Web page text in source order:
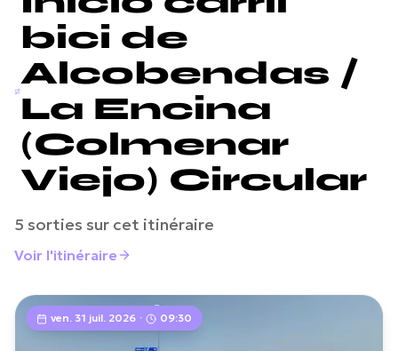
bici de
Alcobendas /
La Encina
(Colmenar
Viejo) Circular
5 sorties sur cet itinéraire
Voir l'itinéraire
ven. 31 juil. 2026 · 09:30